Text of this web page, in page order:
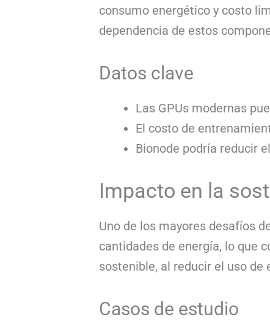
consumo energético y costo
dependencia de estos
Datos clave
Las GPUs modernas
El costo de
Bionode podría reducir
Impacto en la
Uno de los mayores desafíos
cantidades de energía, lo que
sostenible, al reducir el uso
Casos de estudio